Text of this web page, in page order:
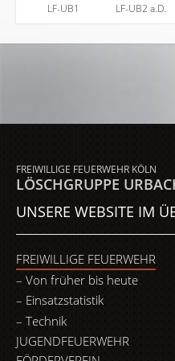
LF-UB1 LF-UB2 a.D.
FREIWILLIGE FEUERWEHR KÖLN
LÖSCHGRUPPE
UNSERE WEBSITE IM
FREIWILLIGE FEUERWEHR
Von früher bis heute
Einsatzstatistik
Technik
JUGENDFEUERWEHR